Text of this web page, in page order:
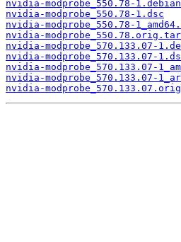
nvidia-modprobe_550.78-
nvidia-modprobe_550.78-1.dsc
nvidia-modprobe_550.78-
nvidia-
nvidia-modprobe_570.133.07-
nvidia-modprobe_570.133.07-
nvidia-modprobe_570.133.07-
nvidia-modprobe_570.133.07-
nvidia-